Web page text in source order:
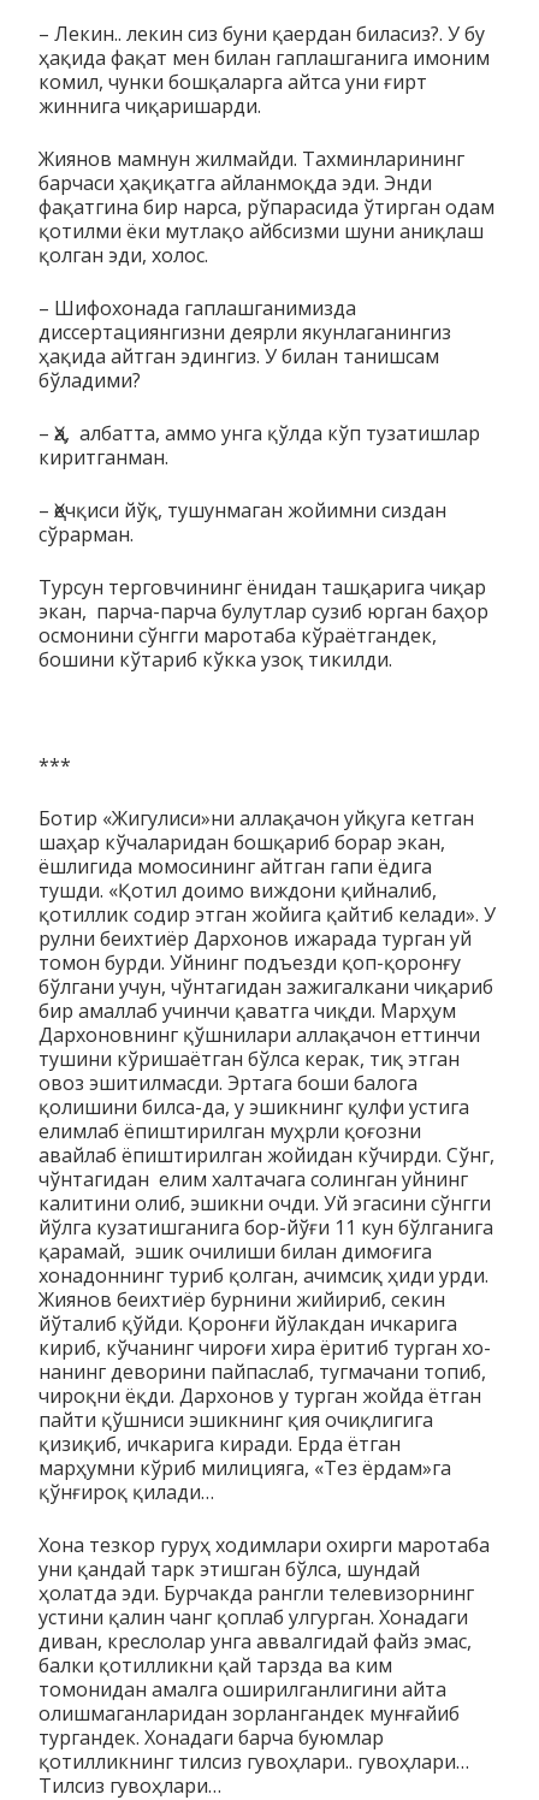
– Лекин.. лекин сиз буни қаердан биласиз?. У бу
ҳақида фа­­қат мен билан гаплашганига имоним
комил, чунки бошқа­лар­га айтса уни ғирт
жиннига чиқаришарди.
Жиянов мамнун жилмайди. Тахминларининг
барчаси ҳа­қи­­қатга айланмоқда эди. Энди
фақатгина бир нарса, рўпа­ра­си­да ўтирган одам
қотилми ёки мутлақо айбсизми шуни аниқ­лаш
қолган эди, холос.
– Шифохонада гаплашганимизда
диссертациянгизни деяр­ли якунлаганингиз
ҳақида айтган эдингиз. У билан танишсам
бўладими?
– Ҳа, албатта, аммо унга қўлда кўп тузатишлар
киритганман.
– Ҳечқиси йўқ, тушунмаган жойимни сиздан
сўрарман.
Турсун терговчининг ёнидан ташқарига чиқар
экан, парча-парча булутлар сузиб юрган баҳор
осмонини сўнгги маротаба кў­раётгандек,
бошини кўтариб кўкка узоқ тикилди.
***
Ботир «Жигулиси»ни аллақачон уйқуга кетган
шаҳар кўча­ларидан бошқариб борар экан,
ёшлигида момосининг айтган гапи ёдига
тушди. «Қотил доимо виждони қийналиб,
қотиллик содир этган жойига қайтиб келади». У
рулни беихтиёр Дар­хо­нов ижарада турган уй
томон бурди. Уйнинг подъезди қоп-қоронғу
бўлгани учун, чўнтагидан зажи­гал­кани чиқариб
бир амал­лаб учинчи қаватга чиқди. Марҳум
Дархоновнинг қўш­ни­­лари аллақачон еттинчи
тушини кўришаётган бўлса керак, тиқ этган
овоз эшитилмасди. Эртага боши балога
қолишини бил­са-да, у эшикнинг қулфи устига
елимлаб ёпиштирилган муҳрли қоғозни
авайлаб ёпиштирилган жойидан кўчирди. Сўнг,
чўнтагидан елим халтачага солинган уйнинг
калитини олиб, эшик­ни очди. Уй эгасини сўнгги
йўлга кузатишганига бор-йўғи 11 кун бўлганига
қарамай, эшик очилиши билан димоғига
хонадоннинг туриб қол­ган, ачимсиқ ҳиди урди.
Жиянов беих­тиёр бурнини жийириб, секин
йўталиб қўйди. Қоронғи йўлак­дан ичкарига
кириб, кўчанинг чироғи хира ёритиб турган хо­
нанинг деворини пайпаслаб, тугмачани топиб,
чироқни ёқди. Дар­хонов у турган жойда ётган
пайти қўшниси эшикнинг қия очиқ­лигига
қизиқиб, ичкарига киради. Ерда ётган
марҳумни кўриб милицияга, «Тез ёрдам»га
қўнғироқ қилади…
Хона тезкор гуруҳ ходимлари охирги маротаба
уни қандай тарк этишган бўлса, шун­дай
ҳолатда эди. Бурчакда рангли те­левизорнинг
устини қалин чанг қоплаб улгурган. Хонадаги
ди­ван, креслолар унга аввалгидай файз эмас,
балки қотил­ликни қай тарзда ва ким
томонидан амалга оширилганлигини айта
олишмаганларидан зорлангандек мунғайиб
тургандек. Хо­­надаги барча буюмлар
қотилликнинг тилсиз гувоҳлари.. гу­воҳлари…
Тилсиз гувоҳлари…